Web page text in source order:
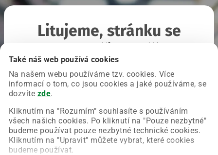
Také náš web používá cookies
Na našem webu používáme tzv. cookies. Více
informací o tom, co jsou cookies a jaké používáme, se
dozvíte zde.
Kliknutím na "Rozumím" souhlasíte s používáním
všech našich cookies. Po kliknutí na "Pouze nezbytné"
budeme používat pouze nezbytné technické cookies.
Kliknutím na "Upravit" můžete vybrat, které cookies
budeme používat.
Litujeme, stránku se
Chyba nastala na naší straně a už ji opravujeme.
Zkuste prosím znovu načíst požadovanou stránku.
Obnovit stránku Úvodní strana